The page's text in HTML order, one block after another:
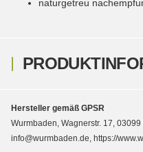
naturgetreu
Hersteller gemäß GPSR
Wurmbaden, Wagnerstr. 17,
info@wurmbaden.de, https://